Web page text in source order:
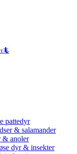
pattedyr
& salamander
& anoler
dyr & insekter